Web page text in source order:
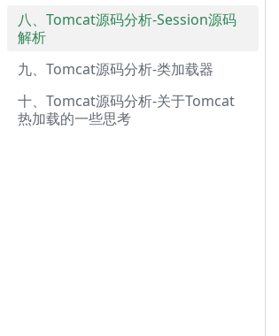
八、Tomcat源码分析-Session源码
解析
九、Tomcat源码分析-类加载器
十、Tomcat源码分析-关于Tomcat
热加载的一些思考